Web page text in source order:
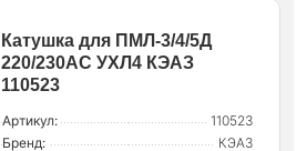
Катушка для ПМЛ-3/4/5Д
220/230AC УХЛ4 КЭАЗ
110523
Артикул:
110523
Бренд:
КЭАЗ